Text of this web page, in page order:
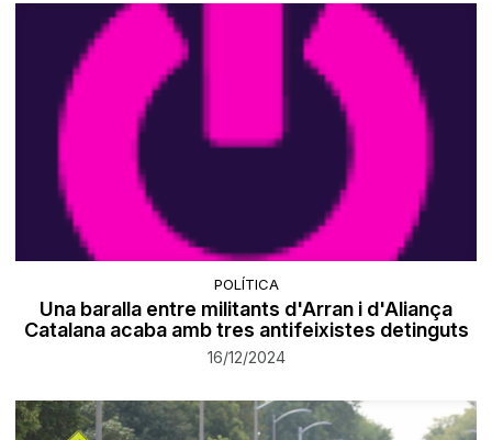
POLÍTICA
Una baralla entre militants d'Arran i d'Aliança
Catalana acaba amb tres antifeixistes detinguts
16/12/2024